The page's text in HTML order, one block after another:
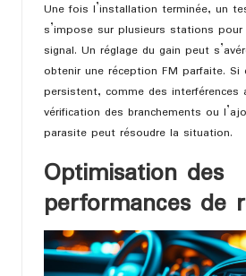
Une fois l’installation terminée, un
s’impose sur plusieurs stations
signal. Un réglage du gain peut
obtenir une réception FM parfaite. Si
persistent, comme des interférences
vérification des branchements ou
parasite peut résoudre la situation.
Optimisation des
performances de